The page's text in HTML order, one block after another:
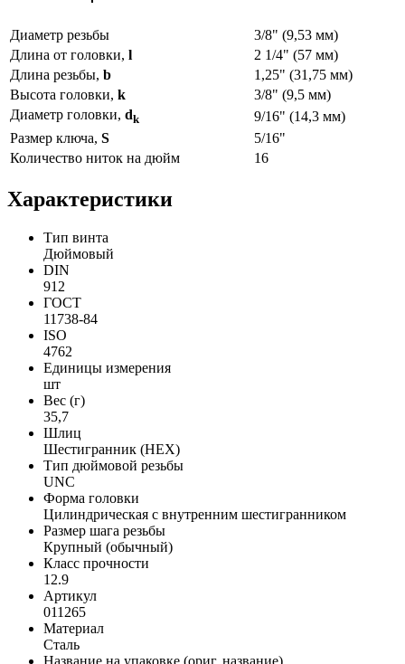
Диаметр резьбы
3/8" (9,53 мм)
Длина от головки, l
2 1/4" (57 мм)
Длина резьбы, b
1,25" (31,75 мм)
Высота головки, k
3/8" (9,5 мм)
Диаметр головки, dk
9/16" (14,3 мм)
Размер ключа, S
5/16"
Количество ниток на дюйм
16
Характеристики
Тип винта
Дюймовый
DIN
912
ГОСТ
11738-84
ISO
4762
Единицы измерения
шт
Вес (г)
35,7
Шлиц
Шестигранник (HEX)
Тип дюймовой резьбы
UNC
Форма головки
Цилиндрическая с внутренним шестигранником
Размер шага резьбы
Крупный (обычный)
Класс прочности
12.9
Артикул
011265
Материал
Сталь
Название на упаковке (ориг. название)